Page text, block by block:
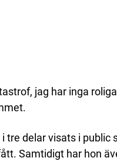
jag har inga
tre delar visats i public
Samtidigt har hon